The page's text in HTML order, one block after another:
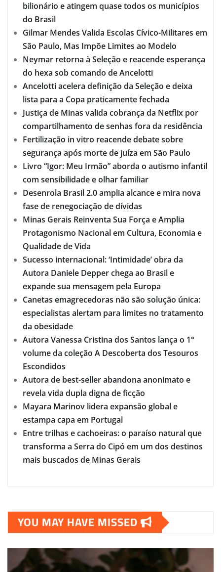
bilionário e atingem quase todos os municípios
do Brasil
Gilmar Mendes Valida Escolas Cívico-Militares em
São Paulo, Mas Impõe Limites ao Modelo
Neymar retorna à Seleção e reacende esperança
do hexa sob comando de Ancelotti
Ancelotti acelera definição da Seleção e deixa
lista para a Copa praticamente fechada
Justiça de Minas valida cobrança da Netflix por
compartilhamento de senhas fora da residência
Fertilização in vitro reacende debate sobre
segurança após morte de juíza em São Paulo
Livro “Igor: Meu Irmão” aborda o autismo infantil
com sensibilidade e olhar familiar
Desenrola Brasil 2.0 amplia alcance e mira nova
fase de renegociação de dívidas
Minas Gerais Reinventa Sua Força e Amplia
Protagonismo Nacional em Cultura, Economia e
Qualidade de Vida
Sucesso internacional: ‘Intimidade’ obra da
Autora Daniele Depper chega ao Brasil e
expande sua mensagem pela Europa
Canetas emagrecedoras não são solução única:
especialistas alertam para limites no tratamento
da obesidade
Autora Vanessa Cristina dos Santos lança o 1°
volume da coleção A Descoberta dos Tesouros
Escondidos
Autora de best-seller abandona anonimato e
revela vida dupla digna de ficção
Mayara Marinov lidera expansão global e
estampa capa em Portugal
Entre trilhas e cachoeiras: o paraíso natural que
transforma a Serra do Cipó em um dos destinos
mais buscados de Minas Gerais
YOU MAY HAVE MISSED